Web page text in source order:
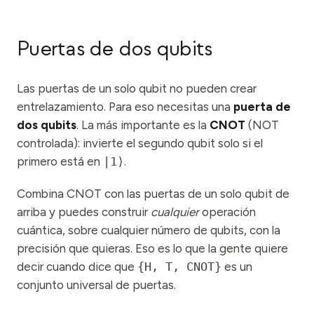
Puertas de dos qubits
Las puertas de un solo qubit no pueden crear
entrelazamiento. Para eso necesitas una puerta de
dos qubits. La más importante es la CNOT (NOT
controlada): invierte el segundo qubit solo si el
primero está en
|1⟩.
Combina CNOT con las puertas de un solo qubit de
arriba y puedes construir cualquieroperación
cuántica, sobre cualquier número de qubits, con la
precisión que quieras. Eso es lo que la gente quiere
decir cuando dice que {H, T, CNOT} es un
conjunto universal de puertas.